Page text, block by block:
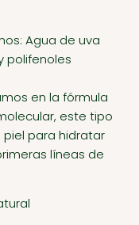
Agua de uva
polifenoles
en la fórmula
este tipo
para hidratar
líneas de